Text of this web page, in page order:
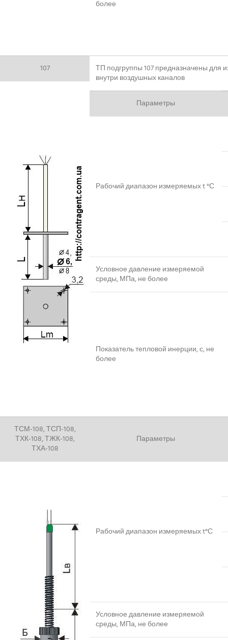
более
107
ТП подгруппы 107 предназначены для
внутри воздушных каналов
Параметры
Рабочий диапазон измеряемых t °С
Условное давление измеряемой
среды, МПа, не более
Показатель тепловой инерции, с, не
более
ТСМ-108, ТСП-108,
ТХК-108, ТЖК-108,
ТХА-108
Параметры
Рабочий диапазон измеряемых t°С
Условное давление измеряемой
среды, МПа, не более